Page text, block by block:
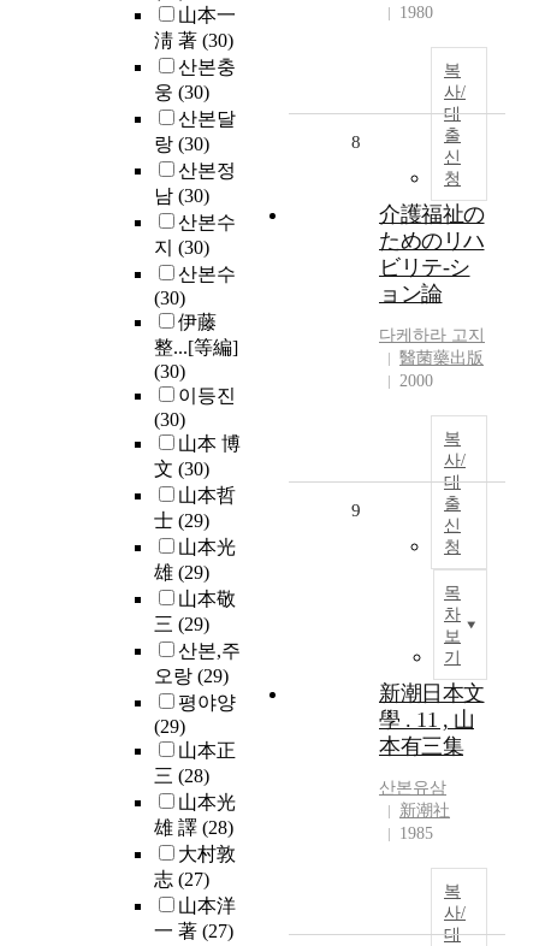
山本一
淸 著 (30)
산본충
웅 (30)
산본달
랑 (30)
산본정
남 (30)
산본수
지 (30)
산본수
(30)
伊藤
整...[等編]
(30)
이등진
(30)
山本 博
文 (30)
山本哲
士 (29)
山本光
雄 (29)
山本敬
三 (29)
산본,주
오랑 (29)
평야양
(29)
山本正
三 (28)
山本光
雄 譯 (28)
大村敦
志 (27)
山本洋
一 著 (27)
1980
복
사/
대
출
신
청
8
介護福祉の
ためのリハ
ビリテ-シ
ョン論
다케하라 고지
醫菌藥出版
2000
복
사/
대
출
신
청
목
차
보
기
9
新潮日本文
學 . 11 , 山
本有三集
산본유삼
新潮社
1985
복
사/
대